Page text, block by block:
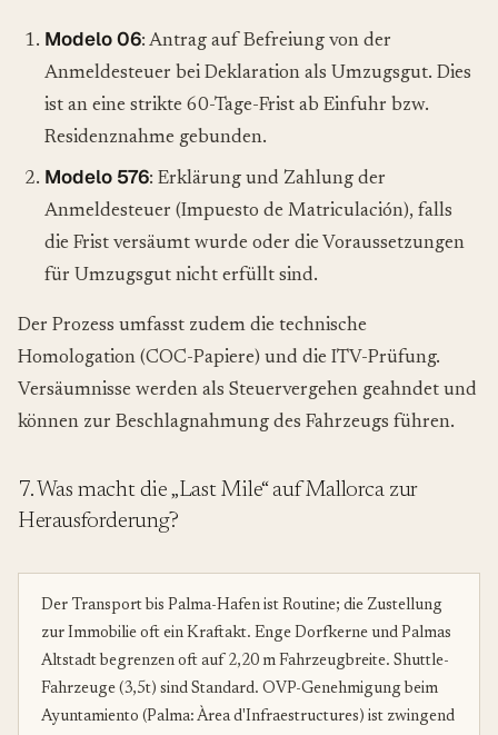
Modelo 06: Antrag auf Befreiung von der
Anmeldesteuer bei Deklaration als Umzugsgut. Dies
ist an eine strikte 60-Tage-Frist ab Einfuhr bzw.
Residenznahme gebunden.
Modelo 576: Erklärung und Zahlung der
Anmeldesteuer (Impuesto de Matriculación), falls
die Frist versäumt wurde oder die Voraussetzungen
für Umzugsgut nicht erfüllt sind.
Der Prozess umfasst zudem die technische
Homologation (COC-Papiere) und die ITV-Prüfung.
Versäumnisse werden als Steuervergehen geahndet und
können zur Beschlagnahmung des Fahrzeugs führen.
7. Was macht die „Last Mile“ auf Mallorca zur
Herausforderung?
Der Transport bis Palma-Hafen ist Routine; die Zustellung
zur Immobilie oft ein Kraftakt. Enge Dorfkerne und Palmas
Altstadt begrenzen oft auf 2,20 m Fahrzeugbreite. Shuttle-
Fahrzeuge (3,5t) sind Standard. OVP-Genehmigung beim
Ayuntamiento (Palma: Àrea d'Infraestructures) ist zwingend